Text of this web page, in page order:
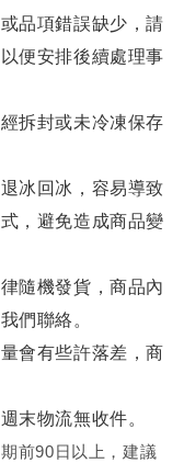
品項錯誤缺少，請
便安排後續處理事
拆封或未冷凍保存
冰回冰，容易導致
，避免造成商品變
隨機發貨，商品內
們聯絡。
會有些許落差，商
末物流無收件。
前90日以上，建議